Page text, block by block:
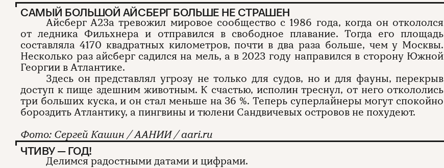
САМЫЙ БОЛЬШОЙ АЙСБЕРГ БОЛЬШЕ НЕ СТРАШЕН
Айсберг А23а тревожил мировое сообщество с 1986 года, когда он откололся
от ледника Фильхнера и отправился в свободное плавание. Тогда его площадь
составляла 4170 квадратных километров, почти в два раза больше, чем у Москвы.
Несколько раз айсберг садился на мель, а в 2023 году направился в сторону Южной
Георгии в Атлантике.
Здесь он представлял угрозу не только для судов, но и для фауны, перекрыв
доступ к пище здешним животным. К счастью, исполин треснул, от него откололись
три больших куска, и он стал меньше на 36 %. Теперь суперлайнеры могут спокойно
бороздить Атлантику, а пингвины и тюлени Сандвичевых островов не похудеют.
Фото: Сергей Кашин / ААНИИ / aari.ru
ЧТИВУ — ГОД!
Делимся радостными датами и цифрами.